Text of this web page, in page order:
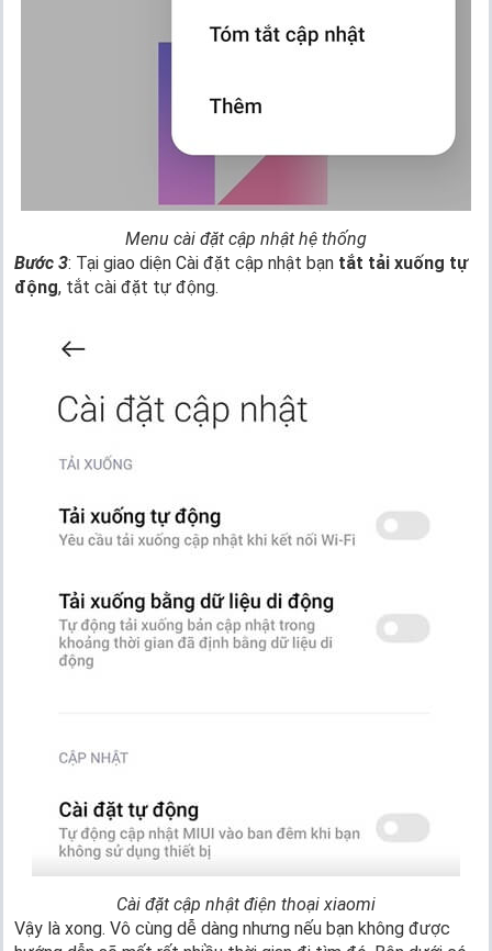
Menu cài đặt cập nhật hệ thống
Bước 3: Tại giao diện Cài đặt cập nhật bạn tắt tải xuống tự
động, tắt cài đặt tự động.
Cài đặt cập nhật điện thoại xiaomi
Vậy là xong. Vô cùng dễ dàng nhưng nếu bạn không được